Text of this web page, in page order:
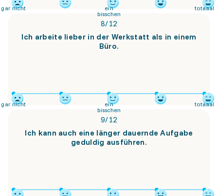
gar nicht
ein
bisschen
totaaal
8/12
Ich arbeite lieber in der Werkstatt als in einem
Büro.
gar nicht
ein
bisschen
totaaal
9/12
Ich kann auch eine länger dauernde Aufgabe
geduldig ausführen.